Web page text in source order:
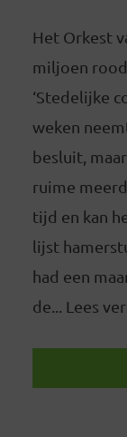
Het Orkest
miljoen
‘Stedelijke
weken
besluit,
ruime
tijd en kan
lijst
had een
de... Lees